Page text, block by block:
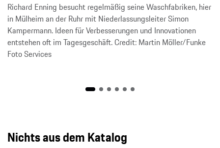
Richard Enning besucht regelmäßig seine Waschfabriken, hier
in Mülheim an der Ruhr mit Niederlassungsleiter Simon
Kampermann. Ideen für Verbesserungen und Innovationen
entstehen oft im Tagesgeschäft. Credit: Martin Möller/Funke
Foto Services
Nichts aus dem Katalog